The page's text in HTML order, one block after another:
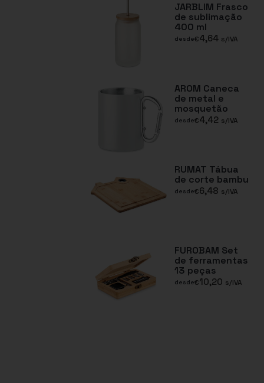
JARBLIM Frasco
de sublimação
400 ml
desde€4,64 s/IVA
AROM Caneca
de metal e
mosquetão
desde€4,42 s/IVA
RUMAT Tábua
de corte bambu
desde€6,48 s/IVA
FUROBAM Set
de ferramentas
13 peças
desde€10,20 s/IVA